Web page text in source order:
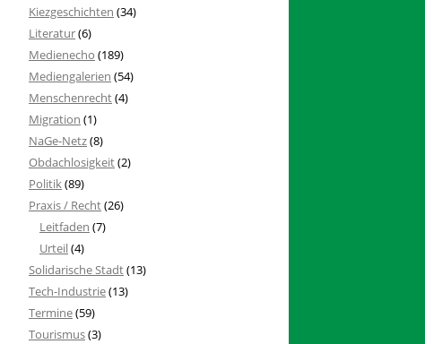
Kiezgeschichten (34)
Literatur(6)
Medienecho (189)
Mediengalerien (54)
Menschenrecht(4)
Migration (1)
NaGe-Netz(8)
Obdachlosigkeit(2)
Politik(89)
Praxis / Recht(26)
Leitfaden (7)
Urteil(4)
Solidarische Stadt(13)
Tech-Industrie(13)
Termine(59)
Tourismus(3)